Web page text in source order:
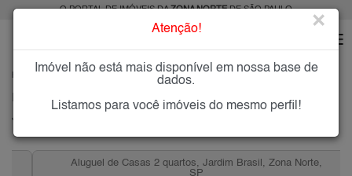
O PORTAL DE IMÓVEIS DAZONA NORTEDE SÃO PAULO
JARDIM BRASIL
Jardim Brasil (Zona Norte), Zona Norte
Aluguel de Casas 2 quartos, Jardim Brasil, Zona Norte,
Atenção! ×
Imóvel não está mais disponível em nossa base de
dados.
Listamos para você imóveis do mesmo perfil!